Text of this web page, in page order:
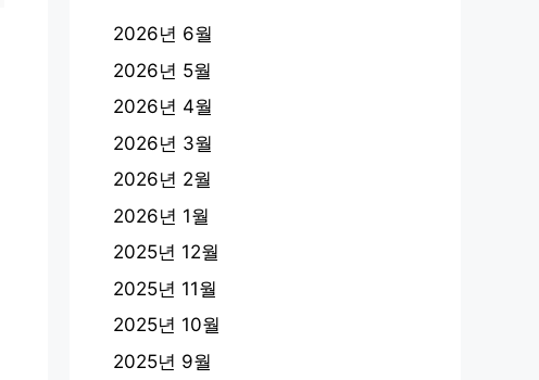
2026년 6월
2026년 5월
2026년 4월
2026년 3월
2026년 2월
2026년 1월
2025년 12월
2025년 11월
2025년 10월
2025년 9월